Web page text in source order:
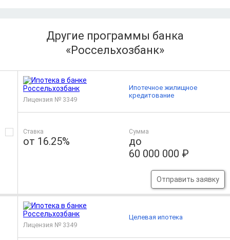
Другие программы банка
«Россельхозбанк»
Лицензия № 3349
Ставка
от 16.25%
Сумма
до
60 000 000 ₽
Отправить заявку
Ипотечное жилищное
кредитование
Лицензия № 3349
Целевая ипотека